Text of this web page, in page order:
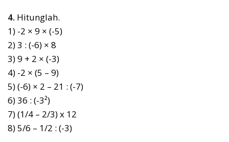
4. Hitunglah.
1) -2 × 9 × (-5)
2) 3 : (-6) × 8
3) 9 + 2 × (-3)
4) -2 × (5 – 9)
5) (-6) × 2 – 21 : (-7)
6) 36 : (-3²)
7) (1/4 – 2/3) x 12
8) 5/6 – 1/2 : (-3)